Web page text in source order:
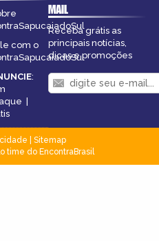
com o
:
|
MAIL
Receba grátis as
principais notícias,
dicas e promoções
Sitemap
time do EncontraBrasil